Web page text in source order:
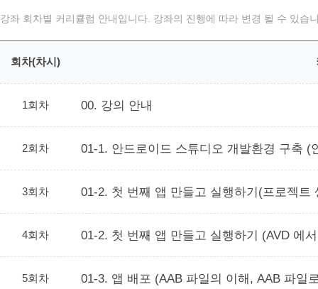
강좌 회차별 커리큘럼 안내입니다. 강좌의 진행에 따라 변경 될 수 있습
회차(차시)
1회차 00. 강의 안내
2회차 01-1. 안드로이드 스튜디오 개발환경 구축
3회차 01-2. 첫 번째 앱 만들고 실행하기(프로젝트
4회차 01-2. 첫 번째 앱 만들고 실행하기 (AVD 에
5회차 01-3. 앱 배포 (AAB 파일의 이해, AAB 파일